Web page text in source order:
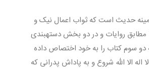
حدیث است که ثواب اعمال نیک و
مطابق روایات و در دو بخش دسته‏بندی
سوم کتاب را به خود اختصاص داده
الا الله شروع و به پاداش پدرانی که